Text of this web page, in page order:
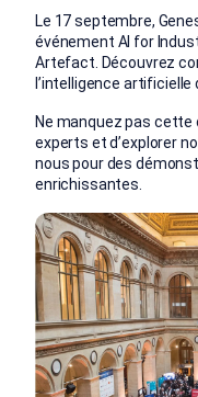
Le 17 septembre,
événement AI for
Artefact. Découvrez
l’intelligence
Ne manquez pas
experts et d’explorer
nous pour des
enrichissantes.